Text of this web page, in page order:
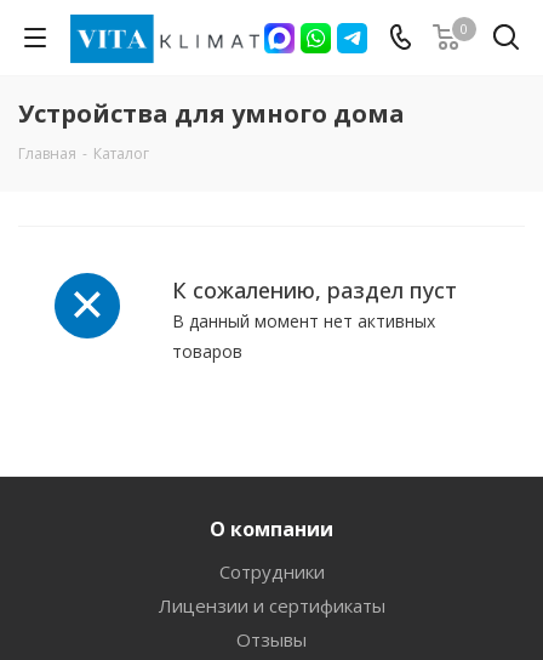
0
Устройства для умного дома
Главная - Каталог
К сожалению, раздел пуст
В данный момент нет активных
товаров
О компании
Сотрудники
Лицензии и сертификаты
Отзывы